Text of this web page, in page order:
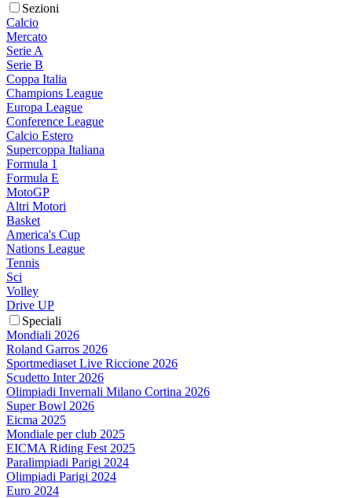
Sezioni
Calcio
Mercato
Serie A
Serie B
Coppa Italia
Champions League
Europa League
Conference League
Calcio Estero
Supercoppa Italiana
Formula 1
Formula E
MotoGP
Altri Motori
Basket
America's Cup
Nations League
Tennis
Sci
Volley
Drive UP
Speciali
Mondiali 2026
Roland Garros 2026
Sportmediaset Live Riccione 2026
Scudetto Inter 2026
Olimpiadi Invernali Milano Cortina 2026
Super Bowl 2026
Eicma 2025
Mondiale per club 2025
EICMA Riding Fest 2025
Paralimpiadi Parigi 2024
Olimpiadi Parigi 2024
Euro 2024